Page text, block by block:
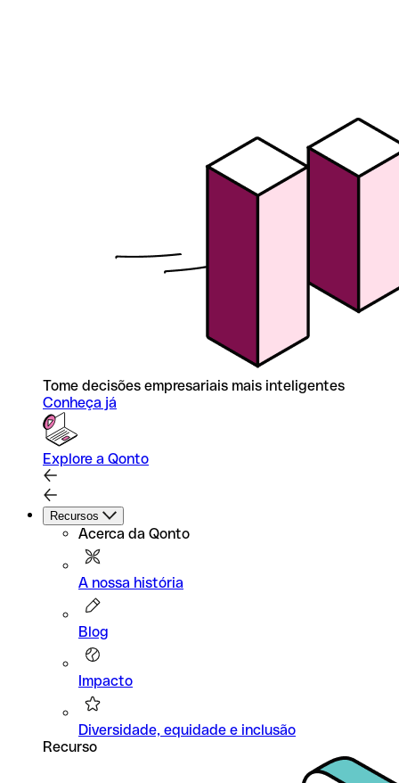
Tome decisões empresariais mais inteligentes
Conheça já
Explore a Qonto
Recursos
Acerca da Qonto
A nossa história
Blog
Impacto
Diversidade, equidade e inclusão
Recurso